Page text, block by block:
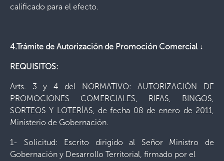
calificado para el efecto.
4.Trámite de Autorización de Promoción Comercial ↓
REQUISITOS:
Arts. 3 y 4 del NORMATIVO: AUTORIZACIÓN DE
PROMOCIONES COMERCIALES, RIFAS, BINGOS,
SORTEOS Y LOTERÍAS, de fecha 08 de enero de 2011,
Ministerio de Gobernación.
1- Solicitud: Escrito dirigido al Señor Ministro de
Gobernación y Desarrollo Territorial, firmado por el